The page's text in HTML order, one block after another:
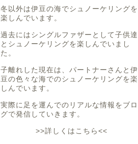
冬以外は伊豆の海でシュノーケリングを
楽しんでいます。
過去にはシングルファザーとして子供達
とシュノーケリングを楽しんでいまし
た。
子離れした現在は、パートナーさんと伊
豆の色々な海でのシュノーケリングを楽
しんでいます。
実際に足を運んでのリアルな情報をブロ
グで発信していきます。
>>詳しくはこちら<<